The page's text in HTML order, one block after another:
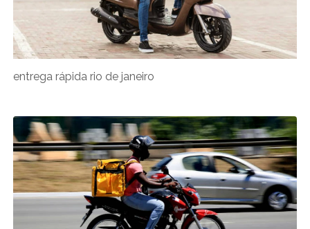
entrega rápida rio de janeiro